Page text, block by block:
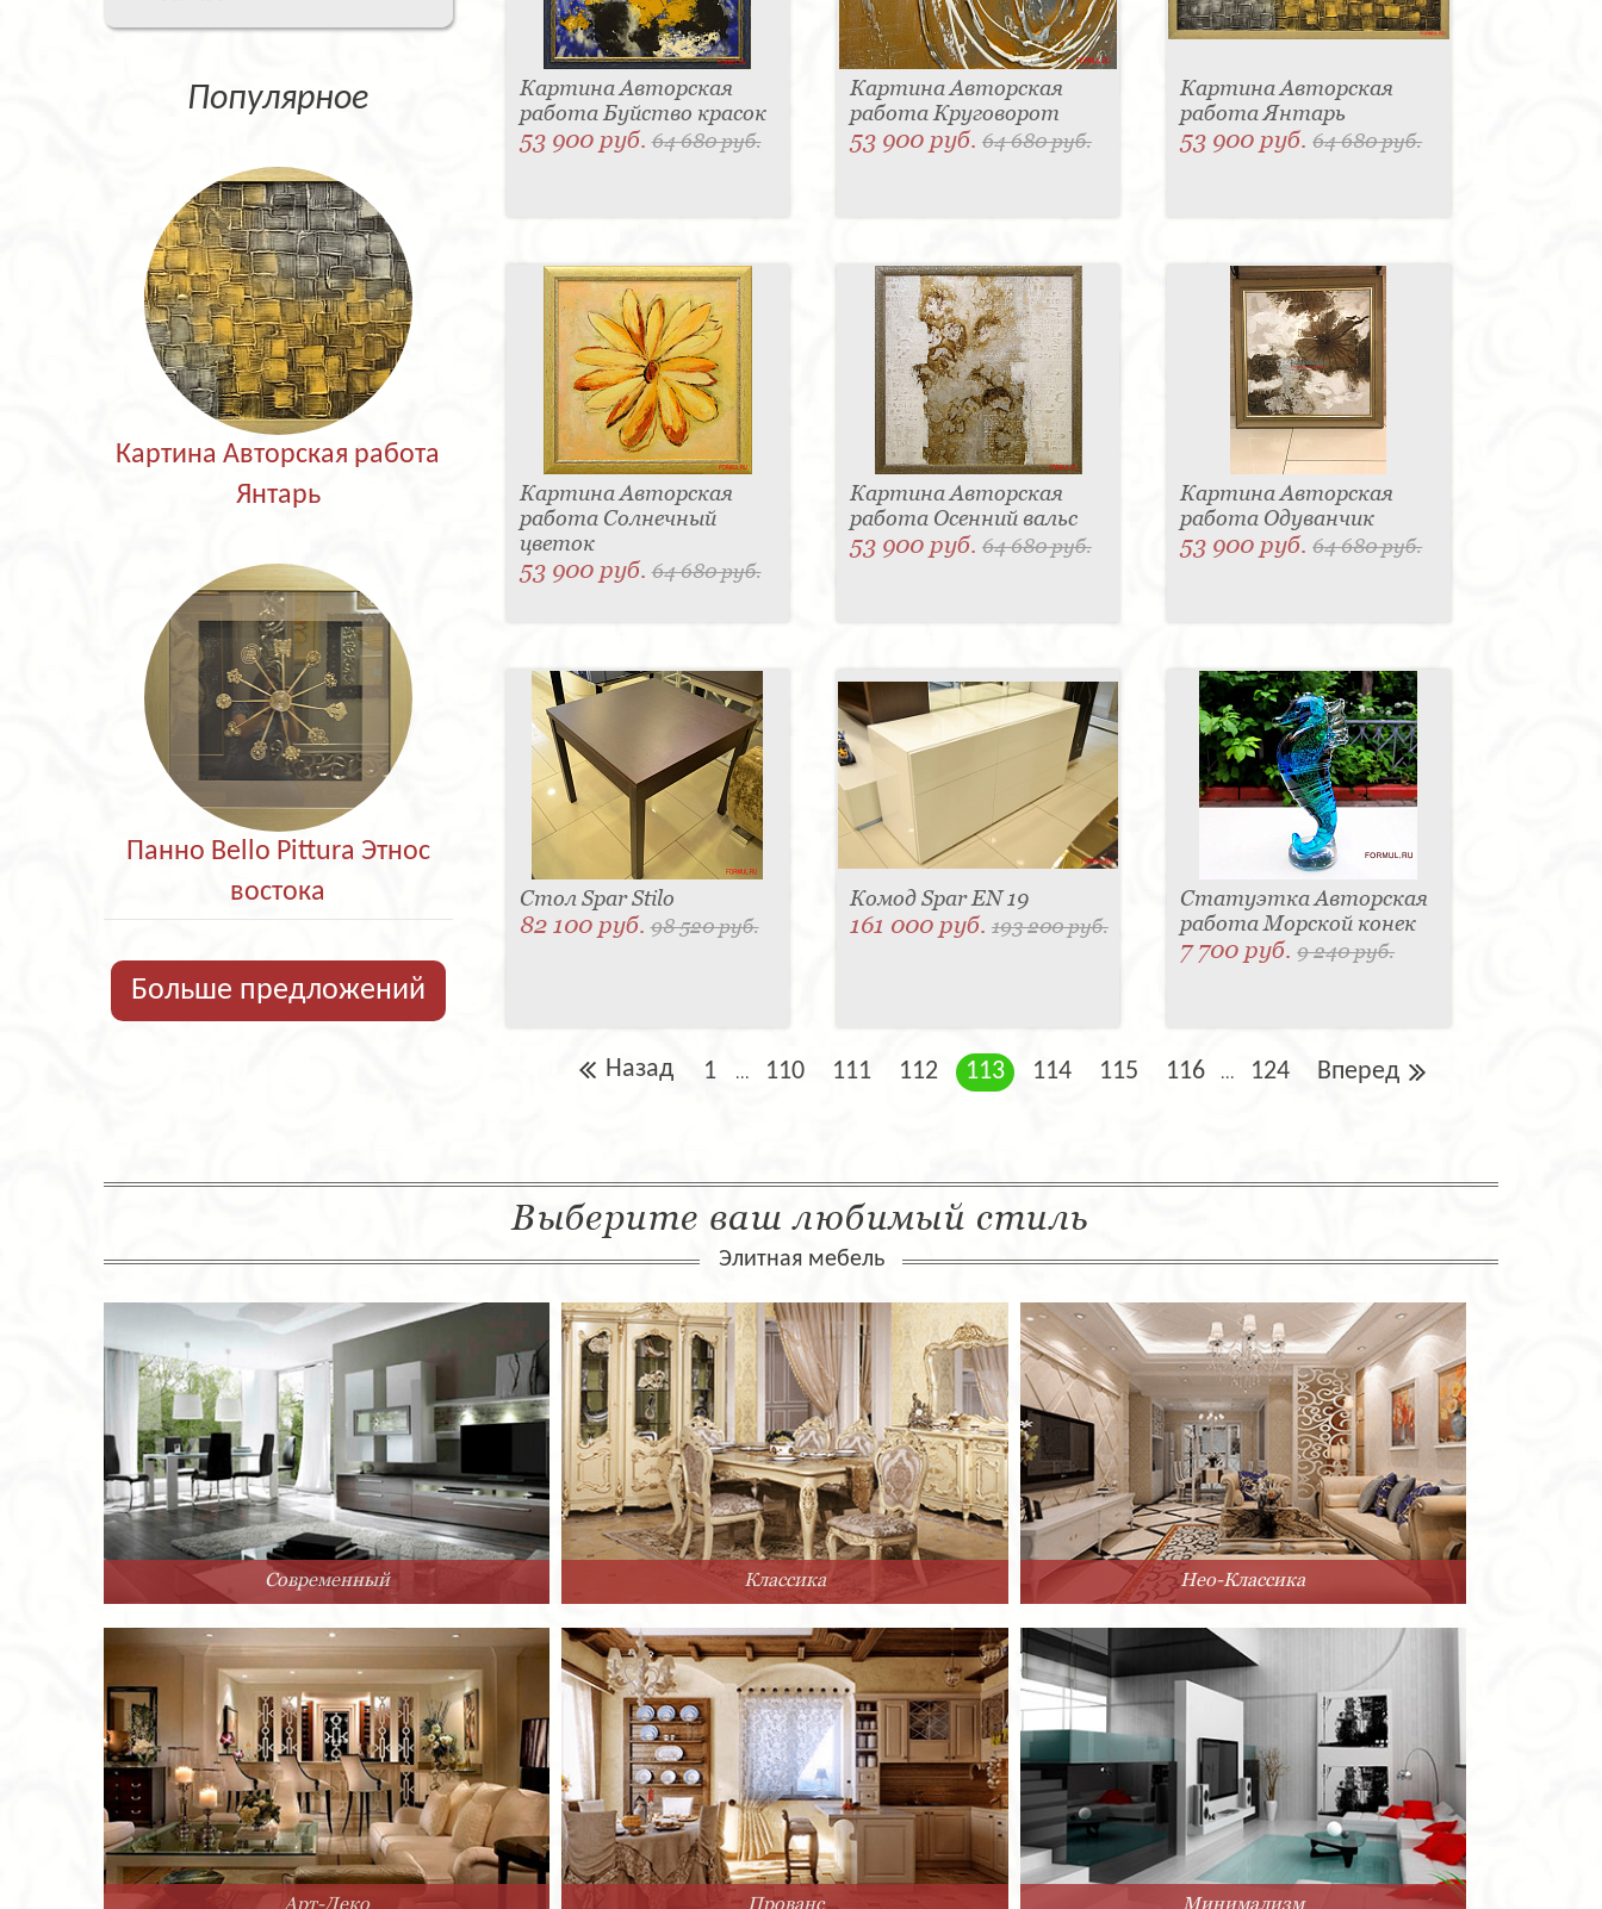
Популярное
Картина Авторская работа
Янтарь
Панно Bello Pittura Этнос
востока
Больше предложений
Картина Авторская
работа Буйство красок
53 900 руб.64 680 руб.
Картина Авторская
работа Круговорот
53 900 руб. 64 680 руб.
Картина Авторская
работа Янтарь
53 900 руб.64 680 руб.
Картина Авторская
работа Солнечный
цветок
53 900 руб.64 680 руб.
Картина Авторская
работа Осенний вальс
53 900 руб. 64 680 руб.
Картина Авторская
работа Одуванчик
53 900 руб.64 680 руб.
Стол Spar Stilo
82 100 руб.98 520 руб.
Комод Spar EN 19
161 000 руб. 193 200 руб.
Статуэтка Авторская
работа Морской конек
7 700 руб.9 240 руб.
Назад 1 ... 110 111 112 113 114 115 116 ... 124 Вперед
Выберите ваш любимый стиль
Элитная мебель
Современный Классика Нео-Классика
Арт-Деко Прованс Минимализм